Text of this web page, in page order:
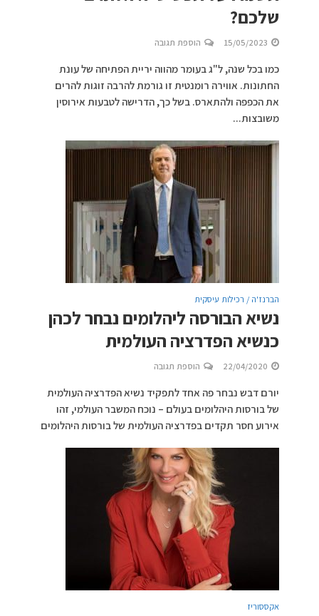
שלכם?
15/05/2023 הוספת תגובה
כמו בכל שנה, ל"ג בעומר מהווה יריית הפתיחה של עונת
החתונות. אווירה רומנטית זו גורמת להרבה זוגות להרים
את הכפפה ולהתארס. בשל כך, הדרישה לטבעות אירוסין
משובצות...
הברנז'ה / רכילות עיסקית
נשיא הבורסה ליהלומים נבחר לכהן
כנשיא הפדרציה העולמית
22/04/2020 הוספת תגובה
יורם דבש נבחר פה אחד לתפקיד נשיא הפדרציה העולמית
של בורסות היהלומים בעולם – נוכח המשבר העולמי, זהו
אירוע חסר תקדים בפדרציה העולמית של בורסות היהלומים
אקססוריז